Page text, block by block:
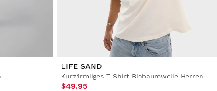
LIFE SAND
Kurzärmliges T-Shirt Biobaumwolle Herren
$49.95